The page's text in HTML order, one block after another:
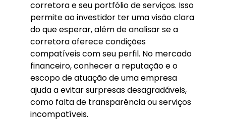
corretora e seu portfólio de serviços. Isso
permite ao investidor ter uma visão clara
do que esperar, além de analisar se a
corretora oferece condições
compatíveis com seu perfil. No mercado
financeiro, conhecer a reputação e o
escopo de atuação de uma empresa
ajuda a evitar surpresas desagradáveis,
como falta de transparência ou serviços
incompatíveis.